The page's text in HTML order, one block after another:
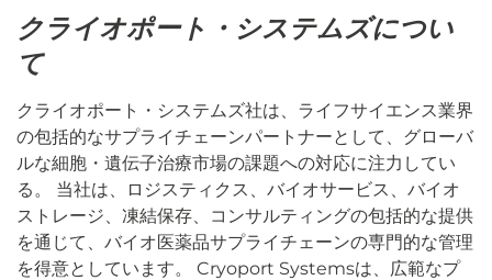
クライオポート・システムズについ
て
クライオポート・システムズ社は、ライフサイエンス業界
の包括的なサプライチェーンパートナーとして、グローバ
ルな細胞・遺伝子治療市場の課題への対応に注力してい
る。 当社は、ロジスティクス、バイオサービス、バイオ
ストレージ、凍結保存、コンサルティングの包括的な提供
を通じて、バイオ医薬品サプライチェーンの専門的な管理
を得意としています。 Cryoport Systemsは、広範なプ